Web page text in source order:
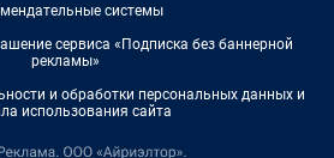
системы
сервиса «Подписка без баннерной
рекламы»
и обработки персональных данных и
использования сайта